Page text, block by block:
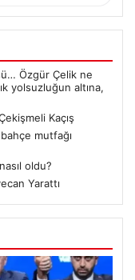
Özgür Çelik ne
yolsuzluğun altına,
Kaçış
mutfağı
oldu?
Yarattı